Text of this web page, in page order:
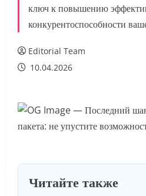
ключ к повышению
конкурентоспособности
Editorial Team
10.04.2026
Читайте также